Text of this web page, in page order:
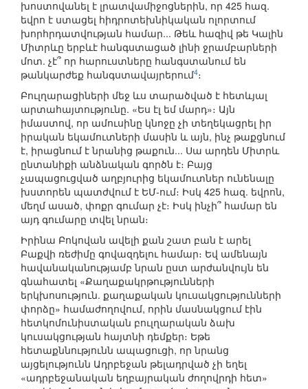
խոստովանել է լրատվամիջոցներին, որ 425 հազ.
եվրո է ստացել հիդրոտեխնիկական ոլորտում
խորհրդատվության համար... Թեև հազիվ թե Կալին
Միտրևը երբևէ հանգստացած լինի ջրամբարների
մոտ. չէ՞ որ հարուստները հանգստանում են
թանկարժեք հանգստավայրերում4։
Բուլղարացիների մեջ ևս տարածված է հետևյալ
արտահայտությունը. «Ես էլ եմ մարդ»։ Այն
իմաստով, որ ամուսինը կնոջը չի տեղեկացրել իր
իրական եկամուտների մասին և այն, ինչ թաքցնում
է, իրացնում է նրանից թաքուն... Սա արդեն Միտրև
ընտանիքի անձնական գործն է։ Բայց
չապացուցված աղբյուրից եկամուտներ ունենալը
խստորեն պատժվում է ԵՄ-ում։ Իսկ 425 հազ. եվրոն,
մեղմ ասած, փոքր գումար չէ։ Իսկ ինչի՞ համար են
այդ գումարը տվել նրան։
Իրինա Բոկովան ավելի քան շատ բան է արել
Բաքվի ռեժիմը գովազդելու համար։ Եվ ամենայն
հավանականությամբ նրան ըստ արժանվույն են
գնահատել «Քաղաքակրթությունների
երկխոսություն. քաղաքական կուսակցությունների
փորձը» համաժողովում, որին մասնակցում էին
հետկոմունիստական բուլղարական ձախ
կուսակցության հայտնի դեմքեր։ Եթե
հետաքննությունն ապացուցի, որ նրանց
այցելությունն Ադրբեջան թելադրված չի եղել
«ադրբեջանական եղբայրական ժողովրդի հետ»